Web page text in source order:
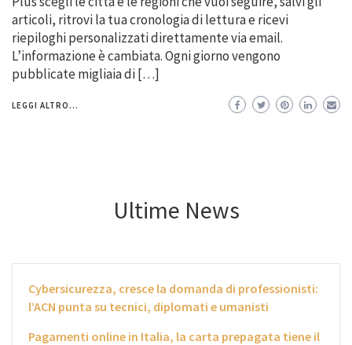
articoli, ritrovi la tua cronologia di lettura e ricevi
riepiloghi personalizzati direttamente via email.
L’informazione è cambiata. Ogni giorno vengono
pubblicate migliaia di […]
LEGGI ALTRO...
Ultime News
Cybersicurezza, cresce la domanda di professionisti:
l’ACN punta su tecnici, diplomati e umanisti
Pagamenti online in Italia, la carta prepagata tiene il